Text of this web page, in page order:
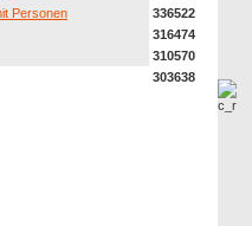
Personen
336522
316474
310570
303638